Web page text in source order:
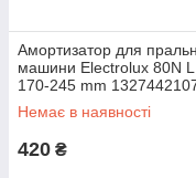
Амортизатор для
машини Electrolux 80N
170-245 mm
4055367934
Немає в наявності
420 ₴